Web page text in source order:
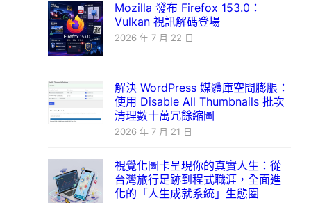
Mozilla 發布 Firefox 153.0：
Vulkan 視訊解碼登場
2026 年 7 月 22 日
解決 WordPress 媒體庫空間膨脹：
使用 Disable All Thumbnails 批次
清理數十萬冗餘縮圖
2026 年 7 月 21 日
視覺化圖卡呈現你的真實人生：從
台灣旅行足跡到程式職涯，全面進
化的「人生成就系統」生態圈